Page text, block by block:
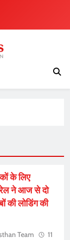
के लिए
ने आज से दो
की लोडिंग की
Team
11